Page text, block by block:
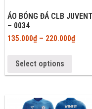
ÁO BÓNG ĐÁ CLB
– 0034
135.000₫– 220.000₫
Select options